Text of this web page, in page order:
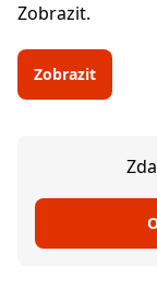
Zobrazit.
Zobrazit